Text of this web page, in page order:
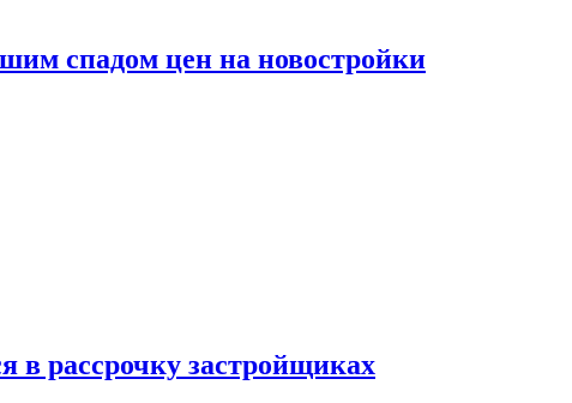
спадом цен на новостройки
в рассрочку застройщиках